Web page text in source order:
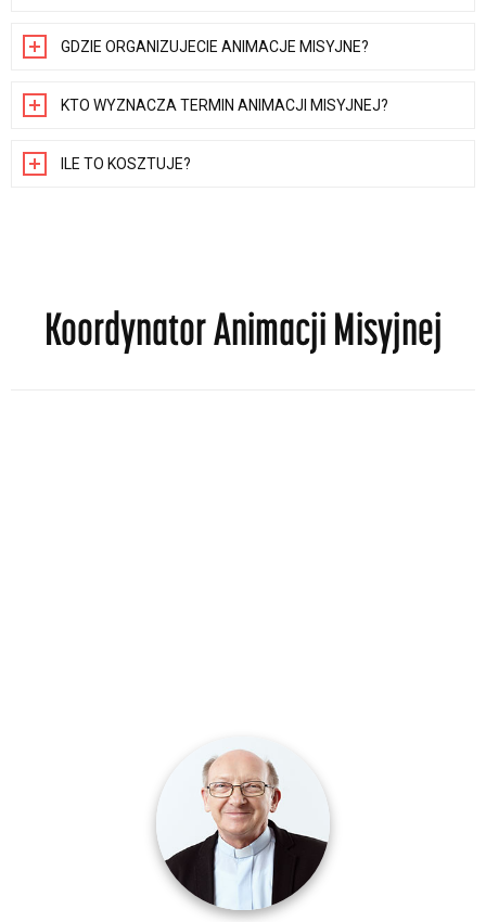
GDZIE ORGANIZUJECIE ANIMACJE MISYJNE?
KTO WYZNACZA TERMIN ANIMACJI MISYJNEJ?
ILE TO KOSZTUJE?
Koordynator Animacji Misyjnej